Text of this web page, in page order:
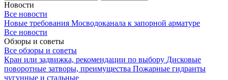
Новости
Все новости
Новые требования Мосводоканала к запорной арматуре
Все новости
Обзоры и советы
Все обзоры и советы
Кран или задвижка, рекомендации по выбору Дисковые
поворотные затворы, преимущества Пожарные гидранты
чугунные и стальные